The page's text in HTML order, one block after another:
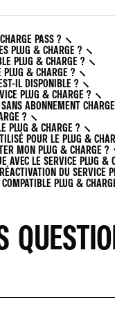
PASS ?
PLUG & CHARGE ?
PLUG & CHARGE ?
PLUG & CHARGE ?
IL DISPONIBLE ?
PLUG & CHARGE ?
ABONNEMENT
?
PLUG & CHARGE ?
POUR LE PLUG &
MON PLUG & CHARGE ?
AVEC LE SERVICE PLUG &
DU SERVICE
PLUG &